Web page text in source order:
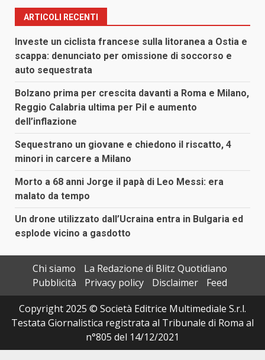
ARTICOLI RECENTI
Investe un ciclista francese sulla litoranea a Ostia e
scappa: denunciato per omissione di soccorso e
auto sequestrata
Bolzano prima per crescita davanti a Roma e Milano,
Reggio Calabria ultima per Pil e aumento
dell’inflazione
Sequestrano un giovane e chiedono il riscatto, 4
minori in carcere a Milano
Morto a 68 anni Jorge il papà di Leo Messi: era
malato da tempo
Un drone utilizzato dall’Ucraina entra in Bulgaria ed
esplode vicino a gasdotto
Chi siamo
La Redazione di Blitz Quotidiano
Pubblicità
Privacy policy Disclaimer
Feed
Copyright 2025 © Società Editrice Multimediale S.r.l.
Testata Giornalistica registrata al Tribunale di Roma al
n°805 del 14/12/2021